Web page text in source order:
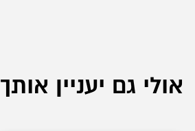
אולי גם יעניין אותך